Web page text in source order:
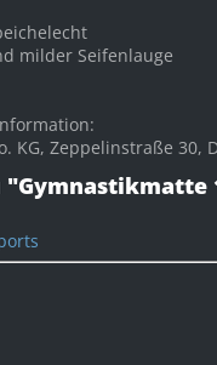
milder Seifenlauge
KG, Zeppelinstraße 30,